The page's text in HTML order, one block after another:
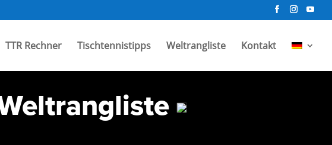
TTR Rechner Tischtennistipps Weltrangliste Kontakt